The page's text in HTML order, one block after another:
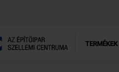
TERMÉKEK